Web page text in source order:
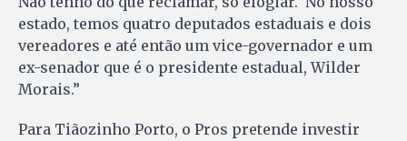
estado, temos quatro deputados estaduais e dois
vereadores e até então um vice-governador e um
ex-senador que é o presidente estadual, Wilder
Morais.”
Para Tiãozinho Porto, o Pros pretende investir